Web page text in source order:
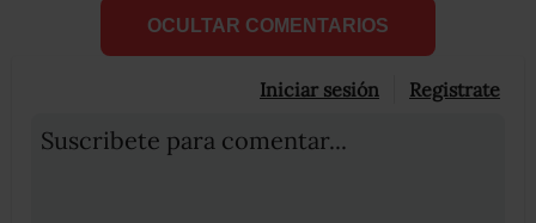
OCULTAR COMENTARIOS
Iniciar sesión Registrate
Suscribete para comentar...